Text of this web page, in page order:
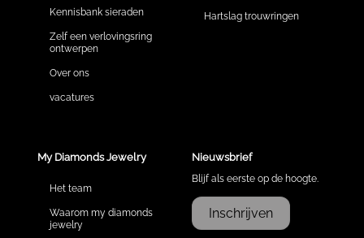
Kennisbank sieraden
Zelf een verlovingsring
ontwerpen
Over ons
vacatures
Hartslag trouwringen
My Diamonds Jewelry
Het team
Waarom my diamonds
jewelry
Nieuwsbrief
Blijf als eerste op de hoogte.
Inschrijven